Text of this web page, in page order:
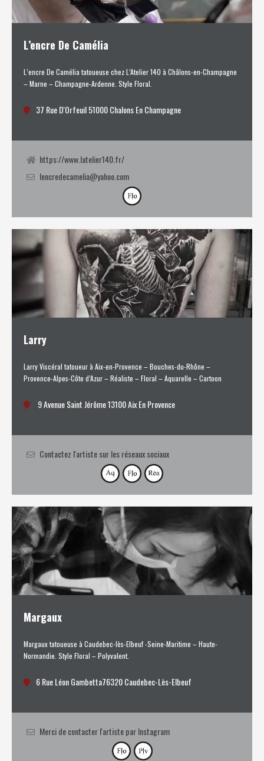
L’encre De Camélia
L’encre De Camélia tatoueuse chez L’Atelier 140 à Châlons-en-Champagne
– Marne – Champagne-Ardenne. Style Floral.
37 Rue D'Orfeuil 51000 Chalons En Champagne
https://www.latelier140.fr/
lencredecamelia@yahoo.com
Larry
Larry Viscéral tatoueur à Aix-en-Provence – Bouches-du-Rhône –
Provence-Alpes-Côte d’Azur – Réaliste – Floral – Aquarelle – Cartoon
9 Avenue Saint Jérôme 13100 Aix En Provence
Contactez l'artiste sur les réseaux sociaux
Margaux
Margaux tatoueuse à Caudebec-lès-Elbeuf -Seine-Maritime – Haute-
Normandie. Style Floral – Polyvalent.
6 Rue Léon Gambetta76320 Caudebec-Lès-Elbeuf
Merci de contacter l'artiste par Instagram